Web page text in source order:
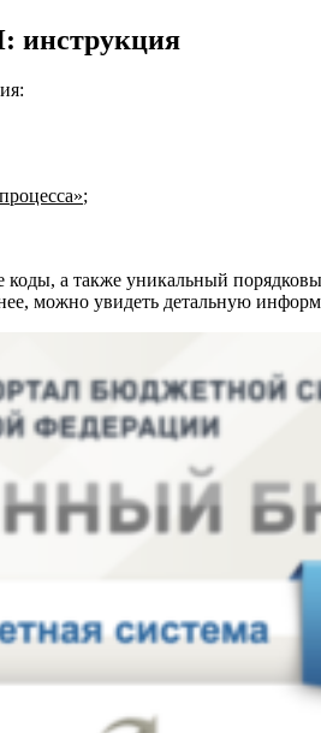
инструкция
;
коды, а также уникальный
можно увидеть детальную